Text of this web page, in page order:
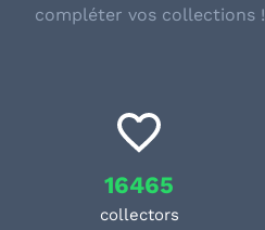
compléter vos collections !
16465
collectors